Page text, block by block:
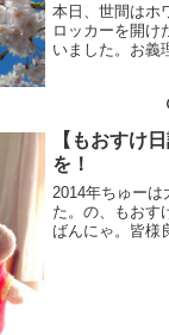
本日、世間はホ
ロッカーを開け
いました。お義
うでした？美
【もおすけ
を！
2014年ちゅーは
た。の、もおす
ばんにゃ。皆様